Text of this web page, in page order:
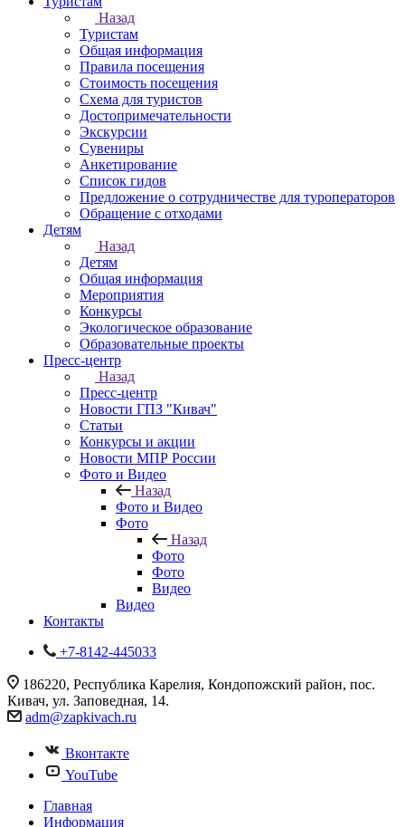
Назад
Туристам
Общая информация
Правила посещения
Стоимость посещения
Схема для туристов
Достопримечательности
Экскурсии
Сувениры
Анкетирование
Список гидов
Предложение о сотрудничестве для туроператоров
Обращение с отходами
Детям
Назад
Детям
Общая информация
Мероприятия
Конкурсы
Экологическое образование
Образовательные проекты
Пресс-центр
Назад
Пресс-центр
Новости ГПЗ "Кивач"
Статьи
Конкурсы и акции
Новости МПР России
Фото и Видео
Назад
Фото и Видео
Фото
Назад
Фото
Фото
Видео
Видео
Контакты
+7-8142-445033
186220, Республика Карелия, Кондопожский район, пос.
Кивач, ул. Заповедная, 14.
adm@zapkivach.ru
Вконтакте
YouTube
Главная
Информация